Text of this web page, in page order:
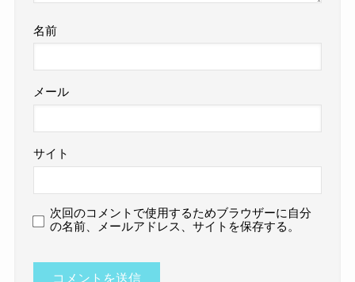
名前
メール
サイト
次回のコメントで使用するためブラウザーに自分
の名前、メールアドレス、サイトを保存する。